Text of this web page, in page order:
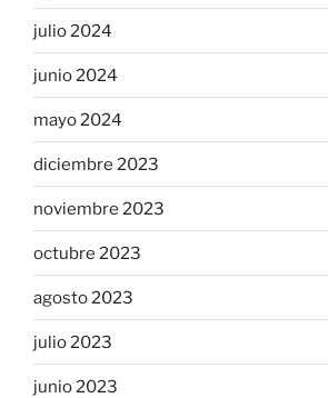
julio 2024
junio 2024
mayo 2024
diciembre 2023
noviembre 2023
octubre 2023
agosto 2023
julio 2023
junio 2023